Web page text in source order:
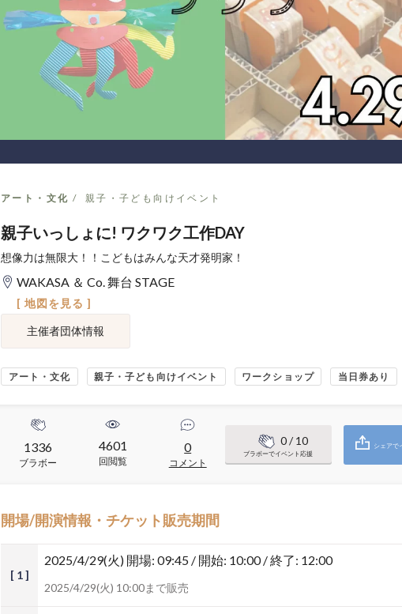
アート・文化 親子・子ども向けイベント
親子いっしょに! ワクワク工作DAY
想像力は無限大！！こどもはみんな天才発明家！
WAKASA ＆ Co. 舞台 STAGE
[ 地図を見る ]
主催者団体情報
アート・文化 親子・子ども向けイベント ワークショップ 当日券あり
1336
ブラボー
4601
回閲覧
0
コメント
0/ 10
ブラボーでイベント応援
シェアで
開場/開演情報・チケット販売期間
[ 1 ]
2025/4/29(火) 開場: 09:45 / 開始: 10:00 / 終了: 12:00
2025/4/29(火) 10:00まで販売